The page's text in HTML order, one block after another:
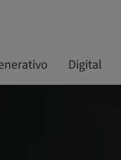
Digital